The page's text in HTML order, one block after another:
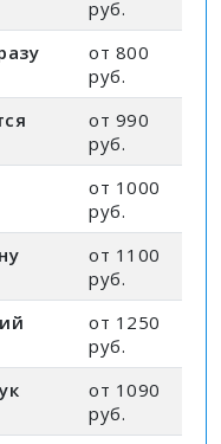
руб.
от 800
руб.
от 990
руб.
от 1000
руб.
от 1100
руб.
от 1250
руб.
от 1090
руб.